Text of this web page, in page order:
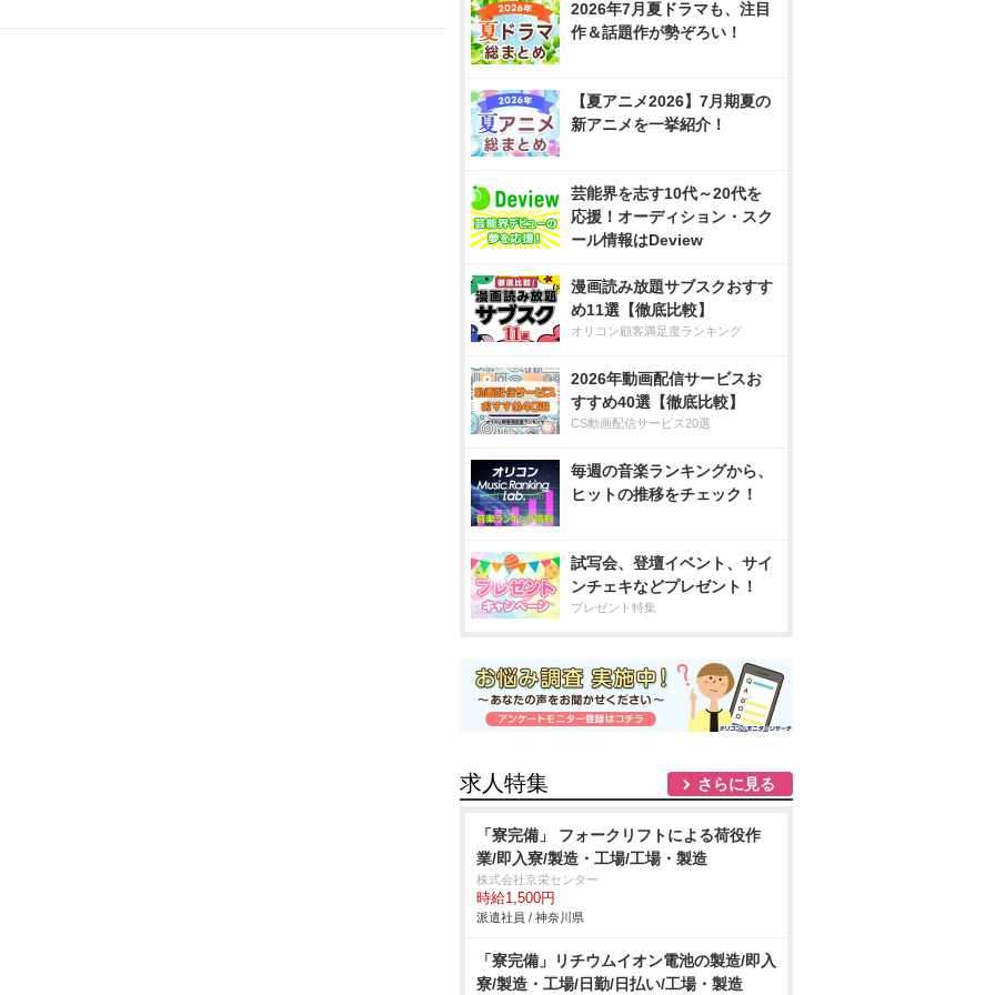
2026年7月夏ドラマも、注目
作＆話題作が勢ぞろい！
【夏アニメ2026】7月期夏の
新アニメを一挙紹介！
芸能界を志す10代～20代を
応援！オーディション・スク
ール情報はDeview
漫画読み放題サブスクおすす
め11選【徹底比較】
オリコン顧客満足度ランキング
2026年動画配信サービスお
すすめ40選【徹底比較】
CS動画配信サービス20選
毎週の音楽ランキングから、
ヒットの推移をチェック！
試写会、登壇イベント、サイ
ンチェキなどプレゼント！
プレゼント特集
求人特集 さらに見る
「寮完備」 フォークリフトによる荷役作
業/即入寮/製造・工場/工場・製造
株式会社京栄センター
時給1,500円
派遣社員 / 神奈川県
「寮完備」リチウムイオン電池の製造/即入
寮/製造・工場/日勤/日払い/工場・製造